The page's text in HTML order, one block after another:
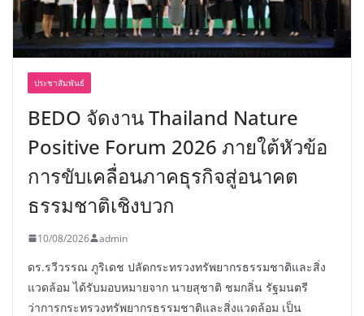
ประชาสัมพันธ์
BEDO จัดงาน Thailand Nature
Positive Forum 2026 ภายใต้หัวข้อ
การขับเคลื่อนภาคธุรกิจสู่อนาคต
ธรรมชาติเชิงบวก
10/08/2026 admin
ดร.รวีวรรณ ภูริเดช ปลัดกระทรวงทรัพยากรธรรมชาติและสิ่ง
แวดล้อม ได้รับมอบหมายจาก นายสุชาติ ชมกลิ่น รัฐมนตรี
ว่าการกระทรวงทรัพยากรธรรมชาติและสิ่งแวดล้อม เป็น